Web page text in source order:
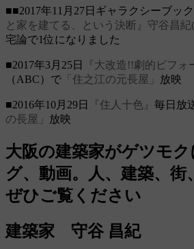
■■2017年11月27日ギャラクシーブッ
と家を建てる、という決断』守谷昌紀
宅論で1位になりました
■2017年3月25日 『大改造!!劇的ビフォ
（ABC）で 「住之江の元長屋」 放映
■2016年10月29日 『住人十色』 毎日放
の長屋」 放映
大阪の建築家がゲツモク
グ、動画。人、建築、街
ぜひご覧ください
建築家 守谷 昌紀